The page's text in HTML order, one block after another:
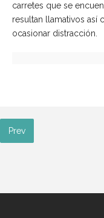
carretes que se
resultan llamativos así­
ocasionar distracción.
Prev